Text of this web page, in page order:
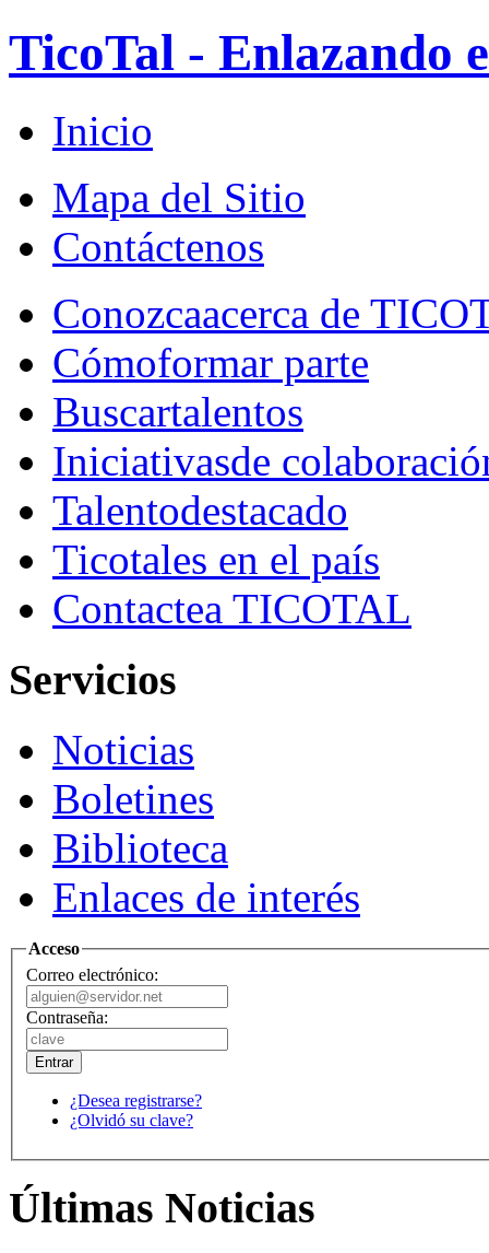
TicoTal - Enlazando
Inicio
Mapa del Sitio
Contáctenos
Conozcaacerca de
Cómoformar parte
Buscartalentos
Iniciativasde
Talentodestacado
Ticotales en el país
Contactea TICOTAL
Servicios
Noticias
Boletines
Biblioteca
Enlaces de interés
Acceso
Correo electrónico:
Contraseña:
¿Desea registrarse?
¿Olvidó su clave?
Últimas Noticias